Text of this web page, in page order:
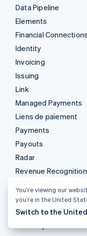
Data Pipeline
Elements
Financial Connections
Identity
Invoicing
Issuing
Link
Managed Payments
Liens de paiement
Payments
Payouts
Radar
Revenue Recognition
Stripe Tax
Terminal
You’re viewing our
you’re in the United
Switch to the